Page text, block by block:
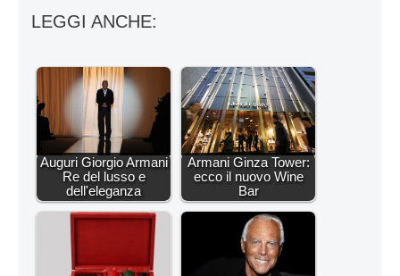
LEGGI ANCHE:
Auguri Giorgio Armani
Re del lusso e
dell'eleganza
Armani Ginza Tower:
ecco il nuovo Wine
Bar